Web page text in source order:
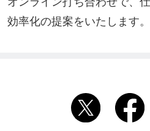
効率化の提案をいたします。